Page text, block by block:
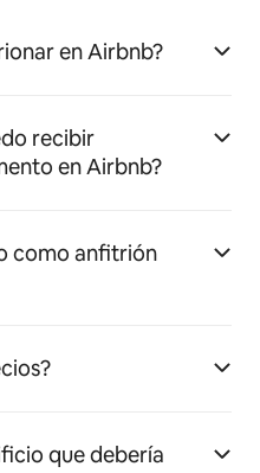
en Airbnb?
recibir
en Airbnb?
como anfitrión
que debería